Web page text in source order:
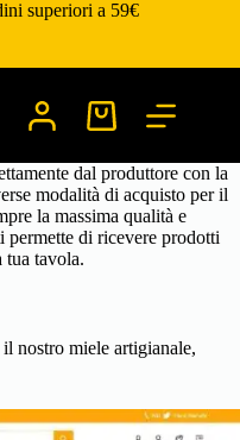
superiori a 59€
Carrello
dal produttore con la
modalità di acquisto per il
la massima qualità e
permette di ricevere prodotti
tua tavola.
nostro miele artigianale,